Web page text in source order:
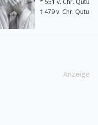
* 551 v. Chr. Qutu
† 479 v. Chr. Qutu
Anzeige